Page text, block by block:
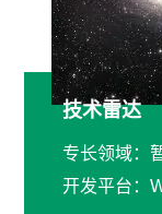
技术雷达
专长领域：
开发平台：